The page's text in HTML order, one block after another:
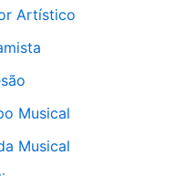
Artístico
Musical
Musical